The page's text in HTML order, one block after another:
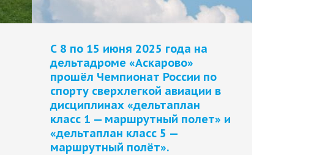
С 8 по 15 июня 2025 года на
дельтадроме «Аскарово»
прошёл Чемпионат России по
спорту сверхлегкой авиации в
дисциплинах «дельтаплан
класс 1 — маршрутный полет» и
«дельтаплан класс 5 —
маршрутный полёт».